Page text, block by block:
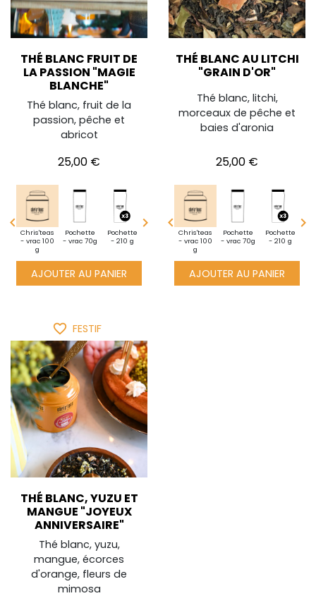
THÉ BLANC FRUIT DE
LA PASSION "MAGIE
BLANCHE"
Thé blanc, fruit de la
passion, pêche et
abricot
Prix
25,00 €

Chris'teas
- vrac 100
g
Pochette
- vrac 70g
Pochette
- 210 g
Pochette
Découverte
- vrac 25 g
Mini
pochette -
Chris'teas
- vrac 100

AJOUTER AU PANIER
THÉ BLANC AU LITCHI
"GRAIN D'OR"
Thé blanc, litchi,
morceaux de pêche et
baies d'aronia
Prix
25,00 €

Découverte
- vrac 25 g
BoiteXXL
1 kg de thé
Chris'teas
- vrac 100
g
Pochette
- vrac 70g
Pochette
- 210 g

AJOUTER AU PANIER
favorite_border FESTIF
THÉ BLANC, YUZU ET
MANGUE "JOYEUX
ANNIVERSAIRE"
Thé blanc, yuzu,
mangue, écorces
d'orange, fleurs de
mimosa